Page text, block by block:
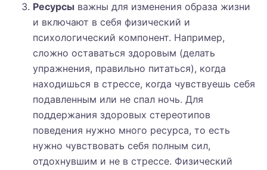
Ресурсы важны для изменения образа жизни
и включают в себя физический и
психологический компонент. Например,
сложно оставаться здоровым (делать
упражнения, правильно питаться), когда
находишься в стрессе, когда чувствуешь себя
подавленным или не спал ночь. Для
поддержания здоровых стереотипов
поведения нужно много ресурса, то есть
нужно чувствовать себя полным сил,
отдохнувшим и не в стрессе. Физический